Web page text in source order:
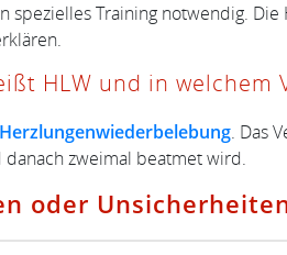
spezielles Training notwendig.
HLW und in
Herzlungenwiederbelebung. Das
danach zweimal beatmet wird.
oder